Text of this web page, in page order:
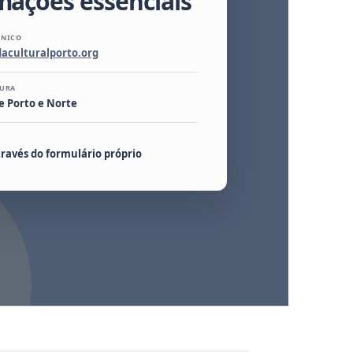
Porto e Norte
do formulário próprio